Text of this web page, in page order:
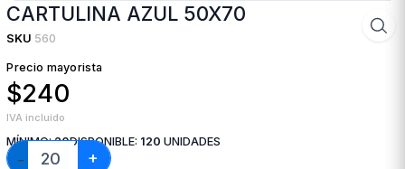
CARTULINA AZUL 50X70
SKU 560
Precio mayorista
$240
IVA incluido
MÍNIMO:20DISPONIBLE: 120 UNIDADES
− +